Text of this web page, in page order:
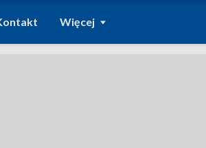
Więcej